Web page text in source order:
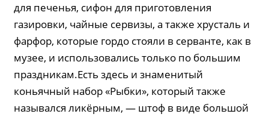
для печенья, сифон для приготовления
газировки, чайные сервизы, а также хрусталь и
фарфор, которые гордо стояли в серванте, как в
музее, и использовались только по большим
праздникам.Есть здесь и знаменитый
коньячный набор «Рыбки», который также
назывался ликёрным, — штоф в виде большой